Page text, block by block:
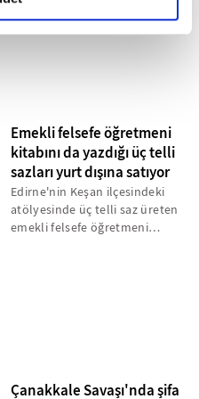
Emekli felsefe öğretmeni
kitabını da yazdığı üç telli
sazları yurt dışına satıyor
Edirne'nin Keşan ilçesindeki
atölyesinde üç telli saz üreten
emekli felsefe öğretmeni
Çanakkale Savaşı'nda şifa